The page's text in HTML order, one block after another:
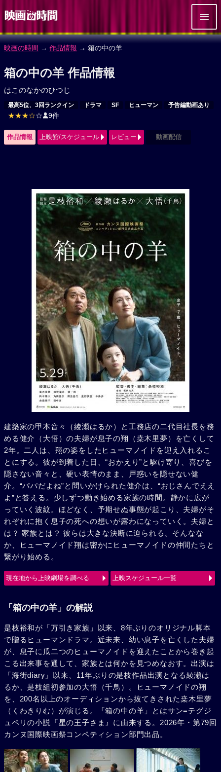
映画の時間 → 作品情報 → 箱の中の羊
箱の中の羊 作品情報
はこのなかのひつじ
最高5位、3回ランクイン ドラマ SF ヒューマン 予告編動画あり
★★★☆☆ 9件
作品情報 上映館/スケジュール レビュー 動画配信
建築家の甲本音々（綾瀬はるか）と工務店の二代目社長を務
める健介（大悟）の夫婦が息子の翔（桒木里夢）を亡くして
2年。二人は、翔の姿をしたヒューマノイドを迎え入れるこ
とにする。彼が到着した日、“おかえり”と駆け寄り、喜びを
隠さない音々と、硬い表情のまま、戸惑いを隠せない健
介。“パパだよね”と問いかけられた健介は、“おじさんでええ
よ”と答える。少しずつ動き始める家族の時間。静かに広が
っていく波紋。ほどなく、予期せぬ事態が起こり、夫婦がそ
れぞれに抱く息子の死への想いが露わになっていく。夫婦と
は？ 家族とは？ 彼らは大きな決断に迫られる。そんなな
か、ヒューマノイド翔は密かにヒューマノイドの仲間たちと
繋がり始める。
現在地から上映劇場を調べる 上映スケジュール一覧
「箱の中の羊」の解説
是枝裕和が「万引き家族」以来、8年ぶりのオリジナル脚本
で贈るヒューマンドラマ。近未来、幼い息子を亡くした夫婦
が、息子に瓜二つのヒューマノイドを迎えたことから巻き起
こる出来事を通して、家族とは何かを見つめなおす。出演は
「海街diary」以来、11年ぶりの是枝作品出演となる綾瀬は
るか、是枝組初参加の大悟（千鳥）。ヒューマノイドの翔
を、200名以上のオーディションから抜てきされた桒木里夢
（くわきりむ）が演じる。「箱の中の羊」とはサン=テグジ
ュペリの小説『星の王子さま』に由来する。2026年・第79回
カンヌ国際映画祭コンペティション部門出品。